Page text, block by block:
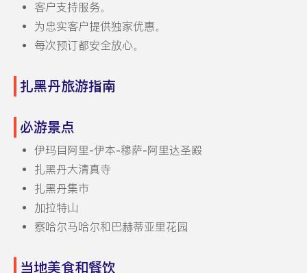
客户支持服务。
为忠实客户提供独家优惠。
每次预订都安全放心。
扎黑丹旅游指南
必游景点
伊玛目阿里-伊本-穆萨-阿里达圣殿
扎黑丹大清真寺
扎黑丹集市
加拉特山
察哈尔马哈尔和巴赫蒂亚里花园
当地美食和餐饮